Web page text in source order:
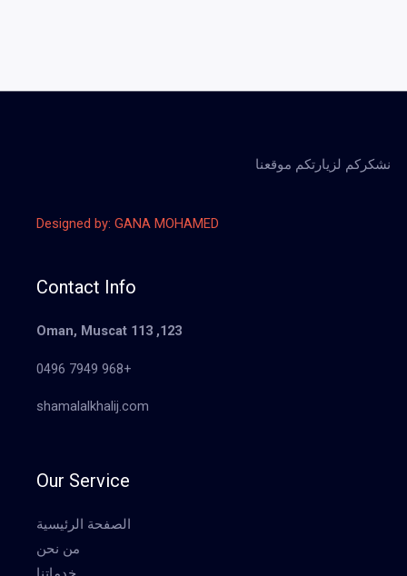
نشكركم لزيارتكم موقعنا
Designed by: GANA MOHAMED
Contact Info
123, Oman, Muscat 113
+968 7949 0496
shamalalkhalij.com
Our Service
الصفحة الرئيسية
من نحن